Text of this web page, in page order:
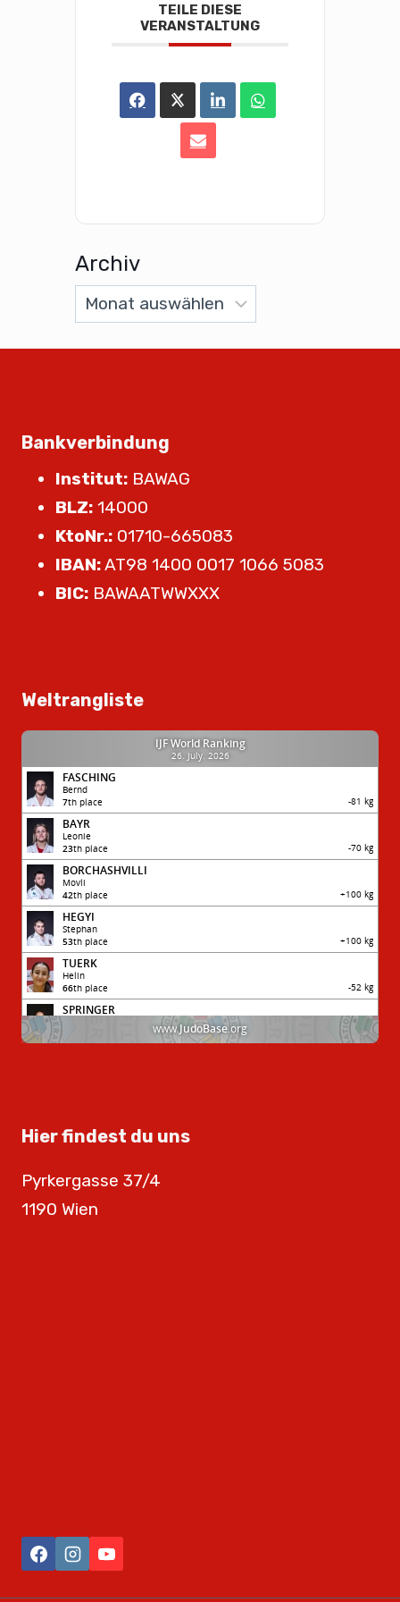
TEILE DIESE
VERANSTALTUNG
Archiv
Bankverbindung
Institut: BAWAG
BLZ: 14000
KtoNr.: 01710-665083
IBAN:AT98 1400 0017 1066 5083
BIC: BAWAATWWXXX
Weltrangliste
Hier findest du uns
Pyrkergasse 37/4
1190 Wien